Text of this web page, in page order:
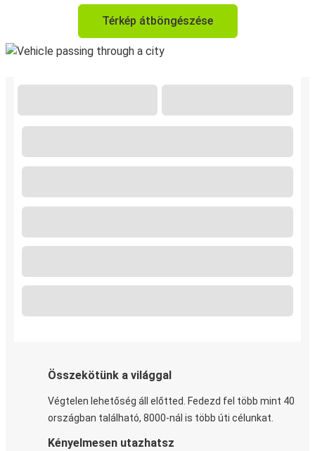
Térkép átböngészése
Összekötünk a világgal
Végtelen lehetőség áll előtted. Fedezd fel több mint 40
országban található, 8000-nál is több úti célunkat.
Kényelmesen utazhatsz